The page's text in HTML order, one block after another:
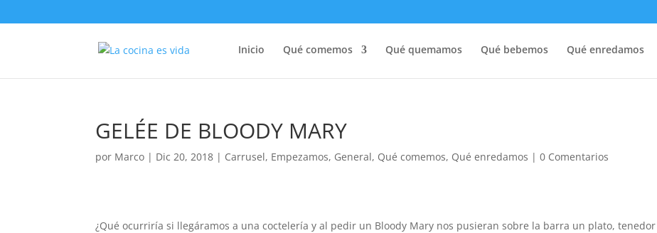
Inicio Qué comemos Qué quemamos Qué bebemos Qué enredamos
GELÉE DE BLOODY MARY
por Marco | Dic 20, 2018 | Carrusel, Empezamos, General, Qué comemos, Qué enredamos |0 Comentarios
¿Qué ocurriría si llegáramos a una coctelería y al pedir un Bloody Mary nos pusieran sobre la barra un plato, tenedor